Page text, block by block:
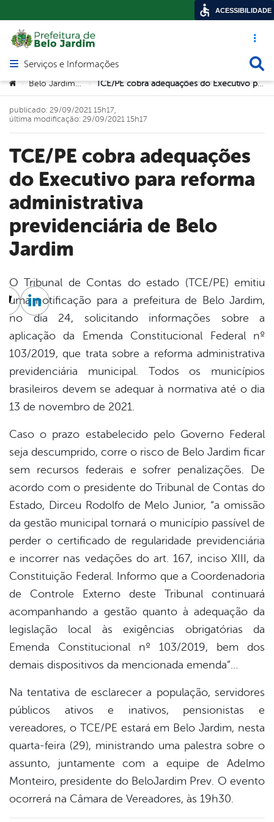
Acesso
Abrir menu principal de navegação
Serviços e Informações
Você está aqui:
> Belo Jardim Prev > TCE/PE cobra adequações do Executivo para reforma administrativa previdenciária de Belo Jardim
TCE/PE cobra adequações
do Executivo para reforma
administrativa
previdenciária de Belo
Jardim
publicado: 29/09/2021 15h17,
última modificação: 29/09/2021 15h17
O Tribunal de Contas do estado (TCE/PE) emitiu
uma notificação para a prefeitura de Belo Jardim,
no dia 24, solicitando informações sobre a
aplicação da Emenda Constitucional Federal nº
103/2019, que trata sobre a reforma administrativa
previdenciária municipal. Todos os municípios
brasileiros devem se adequar à normativa até o dia
13 de novembro de 2021.
Caso o prazo estabelecido pelo Governo Federal
seja descumprido, corre o risco de Belo Jardim ficar
sem recursos federais e sofrer penalizações. De
acordo com o presidente do Tribunal de Contas do
Estado, Dirceu Rodolfo de Melo Junior, “a omissão
da gestão municipal tornará o município passível de
perder o certificado de regularidade previdenciária
e incorrer nas vedações do art. 167, inciso XIII, da
Constituição Federal. Informo que a Coordenadoria
de Controle Externo deste Tribunal continuará
acompanhando a gestão quanto à adequação da
legislação local às exigências obrigatórias da
Emenda Constitucional nº 103/2019, bem dos
demais dispositivos da mencionada emenda”…
Na tentativa de esclarecer a população, servidores
públicos ativos e inativos, pensionistas e
vereadores, o TCE/PE estará em Belo Jardim, nesta
quarta-feira (29), ministrando uma palestra sobre o
assunto, juntamente com a equipe de Adelmo
Monteiro, presidente do BeloJardim Prev. O evento
ocorrerá na Câmara de Vereadores, às 19h30.
Twitter
Linkedin
ACESSIBILIDADE